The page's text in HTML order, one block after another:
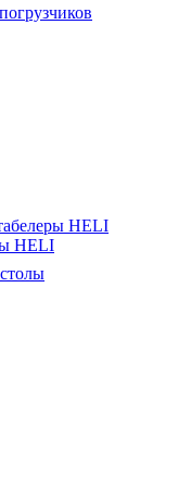
HELI
HELI